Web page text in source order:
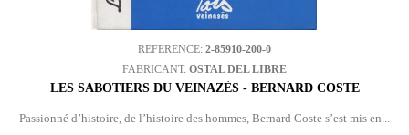
REFERENCE: 2-85910-200-0
FABRICANT: OSTAL DEL LIBRE
LES SABOTIERS DU VEINAZÈS - BERNARD COSTE
Passionné d’histoire, de l’histoire des hommes, Bernard Coste s’est mis en...